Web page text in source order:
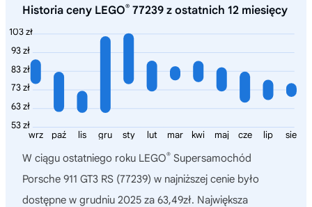
Historia ceny LEGO® 77239 z ostatnich 12 miesięcy
103 zł
93 zł
83 zł
73 zł
63 zł
53 zł
sie
lip
cze
maj
kwi
mar
lut
sty
gru
lis
paź
wrz
W ciągu ostatniego roku LEGO® Supersamochód
Porsche 911 GT3 RS (77239) w najniższej cenie było
dostępne w grudniu 2025 za 63,49zł. Największa